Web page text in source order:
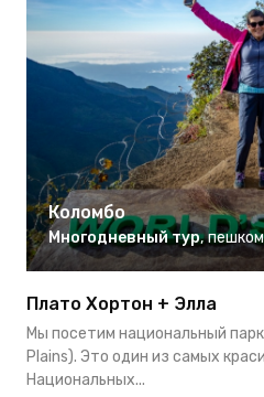
Коломбо
Многодневный тур, пешком
Плато Хортон + Элла
Мы посетим национальный
Plains). Это один из самых
Национальных...